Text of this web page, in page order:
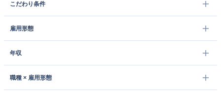
こだわり条件
雇用形態
年収
職種 × 雇用形態